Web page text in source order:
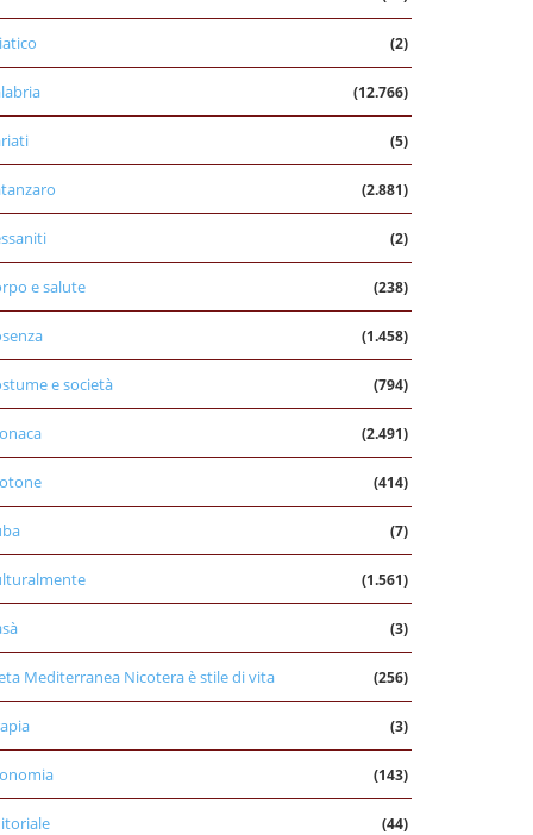
(2)
(12.766)
(5)
(2.881)
(2)
e salute (238)
(1.458)
e società (794)
(2.491)
(414)
(7)
(1.561)
(3)
Mediterranea Nicotera è stile di vita (256)
(3)
(143)
(44)